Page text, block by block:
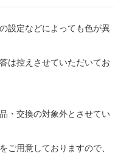
設定などによっても色が異
は控えさせていただいてお
・交換の対象外とさせてい
ご用意しておりますので、